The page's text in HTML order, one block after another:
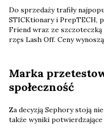
Do sprzedaży trafiły
STICKtionary i PrepTECH,
Friend wraz ze
rzęs Lash Off. Ceny
Marka
społeczność
Za decyzją Sephory stoją
także wyniki